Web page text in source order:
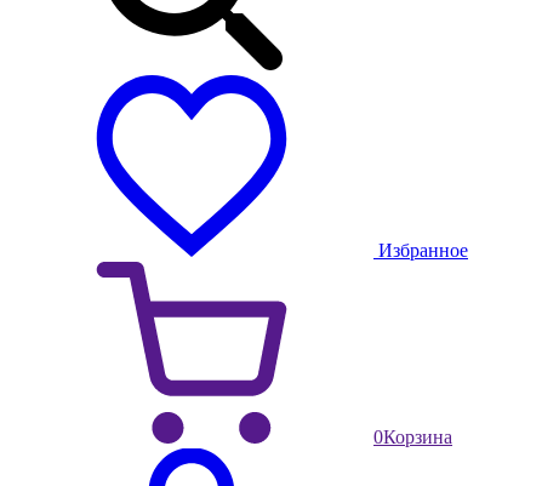
Избранное
0Корзина